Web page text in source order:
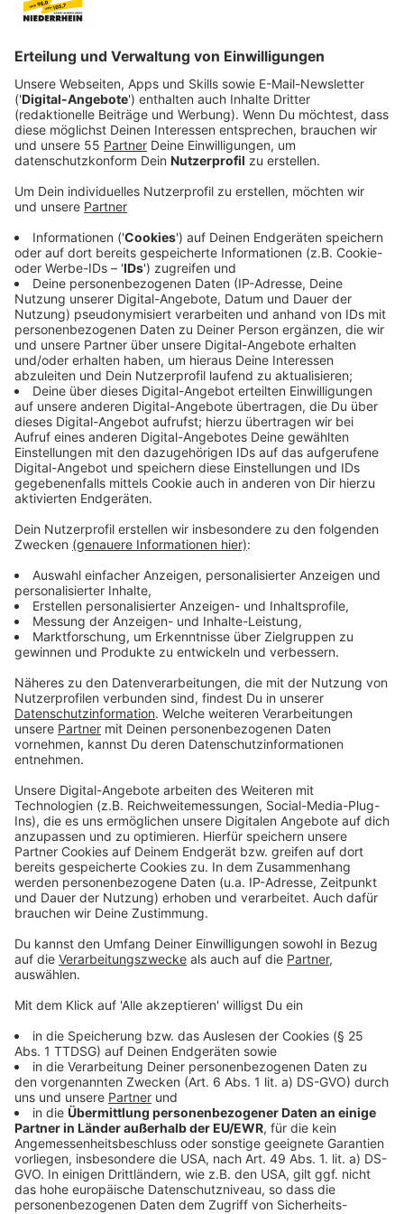
twenty one pilots-Frontman Tyler Joseph schrieb vor
kurzem bei Twitter, dass er in der Selbstisolation an
neuer Musik arbeitet: "Always writing, but this one
feels like it should just come out now", so Joseph. "I
think it’s simple but hopeful". Dazu packt die Band
noch ein Video, wie man es eben zu Zeiten von Corona
dreht. Alleine im Studio mit Familie. Regie führte Real
Bear Media, langjähriger Kreativpartner der Band und
für einen Großteil ihrer bisherigen Videos
verantwortlich.
Anzeige
Teile der Einnahmen werden gespendet
Anzeige
Tyler Joseph und Josh Dun werden einen Teil der
Erlöse aus "Level of Concern" an Crew Nation spenden,
ein weltweiter Hilfsfonds für Livemusik-Crews, die von
Venue-Crews finanziell unter die Arme greift.
Die Band beschäftigt sich auch ohne Corona gerne mit
den "wichtigen Dingen" des Lebens. Sie machen sich
nicht viel aus Reichtum oder einem Superstar-Status.
Sie fühlen sich immer noch als ganz normale
Menschen und das "coolste" am "Berühmtsein" ist
einfach die Tatsache das Ihre Eltern ab und zu im
Fernsehen sehen können, was Ihre Kids tun.
Anzeige
Wir benötigen Ihre
Zustimmung, um den YouTube
Video-Service zu laden!
Wir verwenden einen Service eines
einzubetten. Dieser Service kann
Daten zu Ihren Aktivitäten
Details durch und stimmen Sie der
Nutzung des Service zu, um dieses
Video anzusehen.
Mehr Informationen
Akzeptieren
powered byUsercentrics Consent
Management Platform
twenty one pilots - Level of Concern (Official Video)
Anzeige